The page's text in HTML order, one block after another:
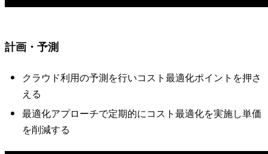
計画・予測
クラウド利用の予測を行いコスト最適化ポイントを押さ
える
最適化アプローチで定期的にコスト最適化を実施し単価
を削減する